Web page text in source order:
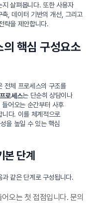
살펴봅니다. 또한 사용자
, 데이터 기반의 개선, 그리고
략을 제안합니다.
의 핵심 구성요소
전체 프로세스의 구조를
로세스는 단순히 상담이나
어오는 순간부터 사후
니다. 이를 체계적으로
을 높일 수 있는 핵심
단계
같은 단계로 구성됩니다.
오는 첫 접점입니다. 문의